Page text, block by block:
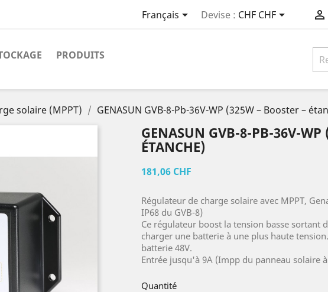
Français Devise : CHF CHF 
PRODUITS
solaire (MPPT) GENASUN GVB-8-Pb-36V-WP (325W – Booster –
GENASUN GVB-8-PB-36V-WP
ÉTANCHE)
181,06 CHF
Régulateur de charge solaire avec MPPT,
IP68 du GVB-8)
Ce régulateur boost la tension basse sortant
charger une batterie à une plus haute
batterie 48V.
Entrée jusqu'à 9A (Impp du panneau solaire à
Quantité